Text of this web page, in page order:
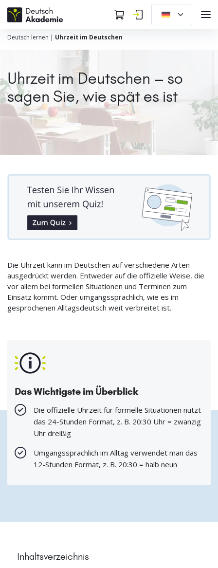
Deutsch lernen | Uhrzeit im Deutschen
Uhrzeit im Deutschen – so
sagen Sie, wie spät es ist
Die Uhrzeit kann im Deutschen auf verschiedene Arten
ausgedrückt werden. Entweder auf die offizielle Weise, die
vor allem bei formellen Situationen und Terminen zum
Einsatz kommt. Oder umgangssprachlich, wie es im
gesprochenen Alltagsdeutsch weit verbreitet ist.
Das Wichtigste im Überblick
Die offizielle Uhrzeit für formelle Situationen nutzt
das 24-Stunden Format, z. B. 20:30 Uhr = zwanzig
Uhr dreißig
Umgangssprachlich im Alltag verwendet man das
12-Stunden Format, z. B. 20:30 = halb neun
Inhaltsverzeichnis